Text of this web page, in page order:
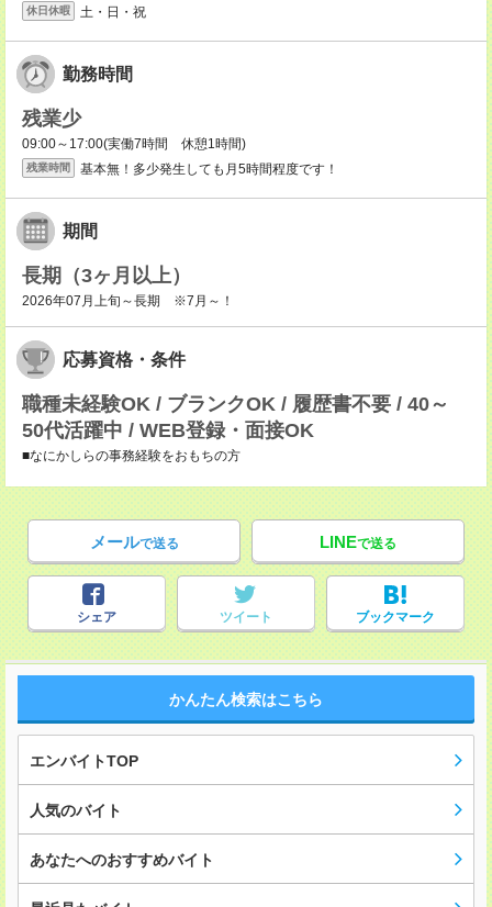
休日休暇 土・日・祝
勤務時間
残業少
09:00～17:00(実働7時間 休憩1時間)
残業時間 基本無！多少発生しても月5時間程度です！
期間
長期（3ヶ月以上）
2026年07月上旬～長期 ※7月～！
応募資格・条件
職種未経験OK / ブランクOK / 履歴書不要 / 40～
50代活躍中 / WEB登録・面接OK
■なにかしらの事務経験をおもちの方
メールで送る LINEで送る
シェア ツイート ブックマーク
かんたん検索はこちら
エンバイトTOP
人気のバイト
あなたへのおすすめバイト